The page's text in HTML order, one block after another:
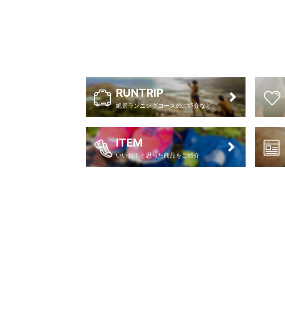
RUNTRIP
絶景ランニングコースのご紹介など
ITEM
いいね！と思った商品をご紹介